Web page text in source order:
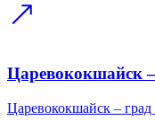
Царевококшайск
Царевококшайск –